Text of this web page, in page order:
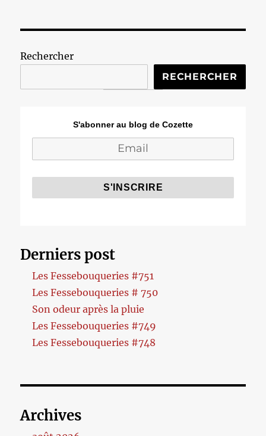
Rechercher
RECHERCHER
S'abonner au blog de Cozette
Derniers post
Les Fessebouqueries #751
Les Fessebouqueries # 750
Son odeur après la pluie
Les Fessebouqueries #749
Les Fessebouqueries #748
Archives